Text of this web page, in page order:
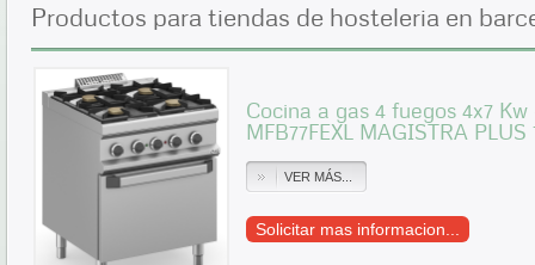
Productos para tiendas de hosteleria en
Cocina a gas 4 fuegos 4x7
MFB77FEXL MAGISTRA PLUS
VER MÁS...
Solicitar mas informacion...